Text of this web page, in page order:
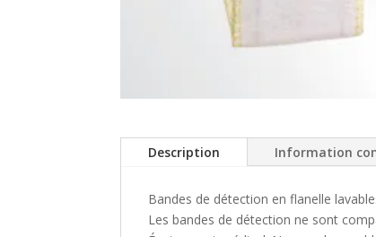
Description Information
Bandes de détection en flanelle
Les bandes de détection ne sont